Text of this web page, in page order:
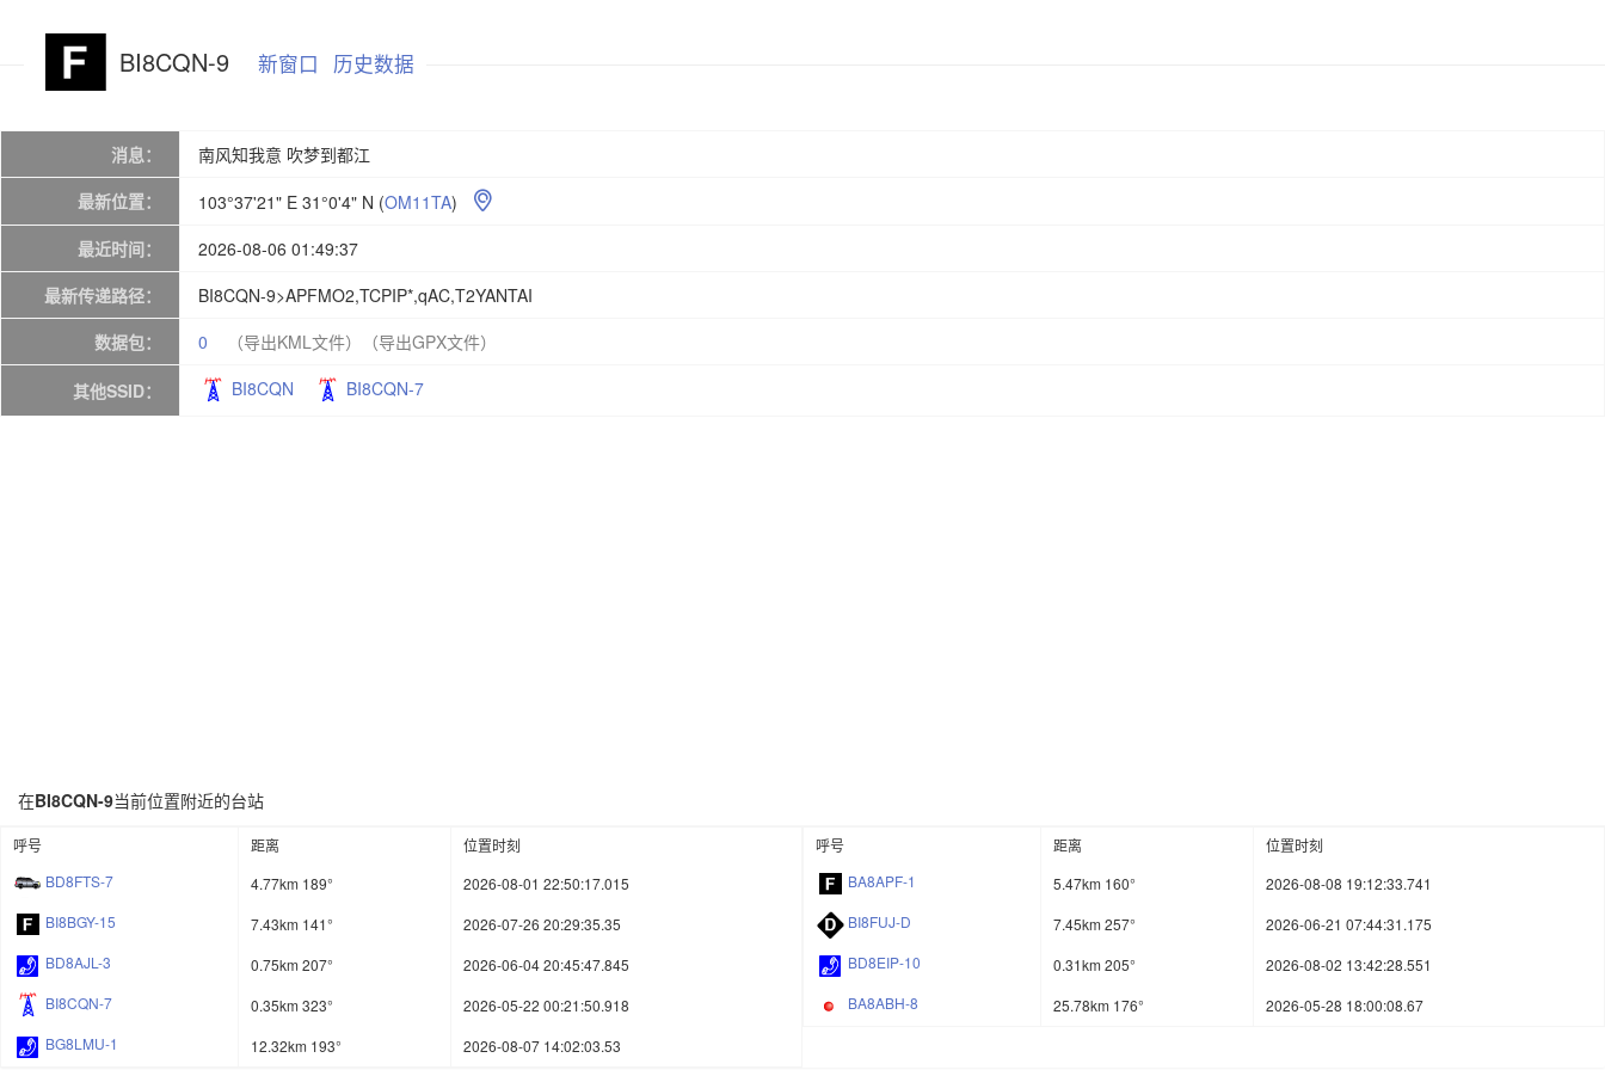
BI8CQN-9 新窗口 历史数据
消息：
南风知我意 吹梦到都江
最新位置：
103°37'21" E 31°0'4" N (OM11TA) 
最近时间：
2026-08-06 01:49:37
最新传递路径：
BI8CQN-9>APFMO2,TCPIP*,qAC,T2YANTAI
数据包：
0 （导出KML文件） （导出GPX文件）
其他SSID： BI8CQN BI8CQN-7
在BI8CQN-9当前位置附近的台站
呼号 距离
位置时刻
BD8FTS-7
4.77km 189°
2026-08-01 22:50:17.015
BI8BGY-15
7.43km 141°
2026-07-26 20:29:35.35
BD8AJL-3
0.75km 207°
2026-06-04 20:45:47.845
BI8CQN-7
0.35km 323°
2026-05-22 00:21:50.918
BG8LMU-1
12.32km 193° 2026-08-07 14:02:03.53
呼号 距离
位置时刻
BA8APF-1
5.47km 160°
2026-08-08 19:12:33.741
BI8FUJ-D
7.45km 257°
2026-06-21 07:44:31.175
BD8EIP-10
0.31km 205°
2026-08-02 13:42:28.551
BA8ABH-8
25.78km 176° 2026-05-28 18:00:08.67